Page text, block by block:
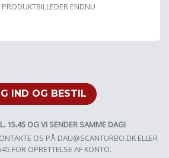
ENDNU
IND OG BESTIL
15.45 OG VI SENDER SAMME DAG!
OS PÅ DAU@SCANTURBO.DKELLER
FOR OPRETTELSE AF KONTO.